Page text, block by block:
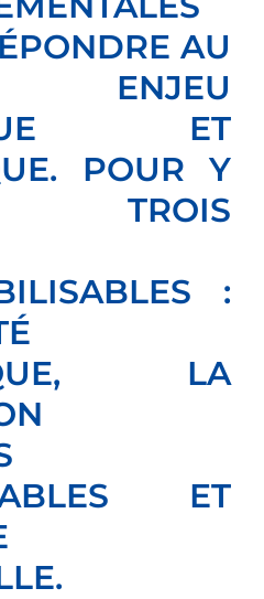
AU
ENJEU
ET
POUR Y
TROIS
:
LA
ET